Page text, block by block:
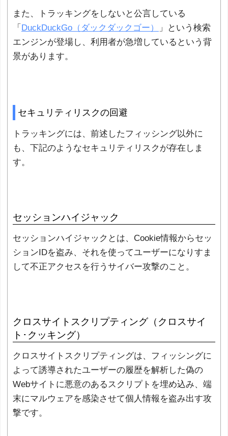
また、トラッキングをしないと公言している
「 DuckDuckGo（ダックダックゴー）
」という検索
エンジンが登場し、利用者が急増しているという背
景があります。
セキュリティリスクの回避
トラッキングには、前述したフィッシング以外に
も、下記のようなセキュリティリスクが存在しま
す。
セッションハイジャック
セッションハイジャックとは、Cookie情報からセッ
ションIDを盗み、それを使ってユーザーになりすま
して不正アクセスを行うサイバー攻撃のこと。
クロスサイトスクリプティング（クロスサイ
ト･クッキング）
クロスサイトスクリプティングは、フィッシングに
よって誘導されたユーザーの履歴を解析した偽の
Webサイトに悪意のあるスクリプトを埋め込み、端
末にマルウェアを感染させて個人情報を盗み出す攻
撃です。